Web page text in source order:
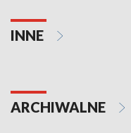
INNE
ARCHIWALNE